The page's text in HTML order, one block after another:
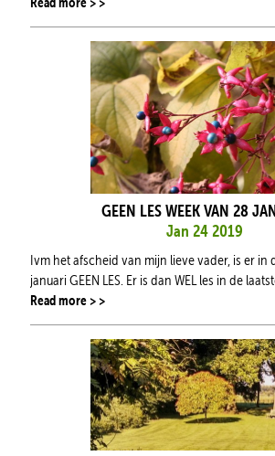
GEEN LES WEEK VAN 28
Jan 24 2019
Ivm het afscheid van mijn lieve vader, is er in
januari GEEN LES. Er is dan WEL les in de
Read more > >